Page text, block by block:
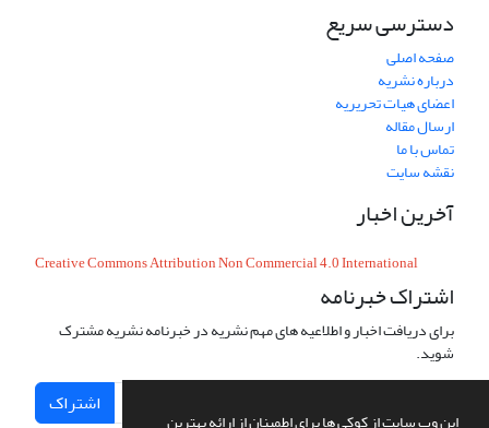
این وب سایت از کوکی ها برای اطمینان از ارائه بهترین
دسترسی سریع
صفحه اصلی
درباره نشریه
اعضای هیات تحریریه
ارسال مقاله
تماس با ما
نقشه سایت
آخرین اخبار
Creative Commons Attribution Non Commercial 4.0 International
اشتراک خبرنامه
برای دریافت اخبار و اطلاعیه های مهم نشریه در خبرنامه نشریه مشترک
شوید.
اشتراک